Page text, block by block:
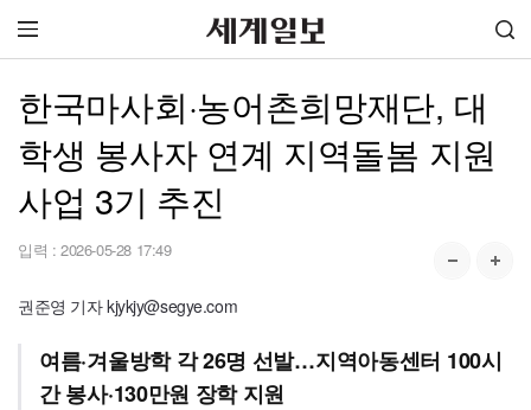
한국마사회·농어촌희망재단, 대
학생 봉사자 연계 지역돌봄 지원
사업 3기 추진
입력 : 2026-05-28 17:49
권준영 기자 kjykjy@segye.com
여름·겨울방학 각 26명 선발…지역아동센터 100시
간 봉사·130만원 장학 지원